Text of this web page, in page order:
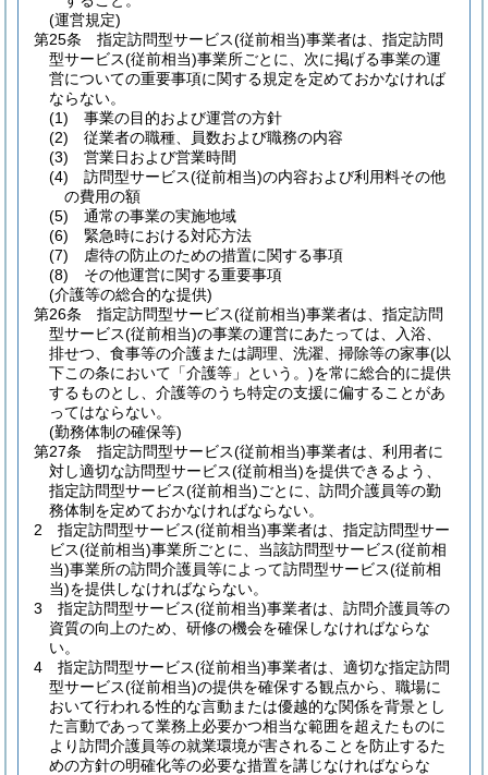
(運営規定)
第25条
指定訪問型サービス(従前相当)事業者は、指定訪問
型サービス(従前相当)事業所ごとに、次に掲げる事業の運
営についての重要事項に関する規定を定めておかなければ
ならない。
(1)
事業の目的および運営の方針
(2)
従業者の職種、員数および職務の内容
(3)
営業日および営業時間
(4)
訪問型サービス(従前相当)の内容および利用料その他
の費用の額
(5)
通常の事業の実施地域
(6)
緊急時における対応方法
(7)
虐待の防止のための措置に関する事項
(8)
その他運営に関する重要事項
(介護等の総合的な提供)
第26条
指定訪問型サービス(従前相当)事業者は、指定訪問
型サービス(従前相当)の事業の運営にあたっては、入浴、
排せつ、食事等の介護または調理、洗濯、掃除等の家事(以
下この条において「介護等」という。)を常に総合的に提供
するものとし、介護等のうち特定の支援に偏することがあ
ってはならない。
(勤務体制の確保等)
第27条
指定訪問型サービス(従前相当)事業者は、利用者に
対し適切な訪問型サービス(従前相当)を提供できるよう、
指定訪問型サービス(従前相当)ごとに、訪問介護員等の勤
務体制を定めておかなければならない。
2
指定訪問型サービス(従前相当)事業者は、指定訪問型サー
ビス(従前相当)事業所ごとに、当該訪問型サービス(従前相
当)事業所の訪問介護員等によって訪問型サービス(従前相
当)を提供しなければならない。
3
指定訪問型サービス(従前相当)事業者は、訪問介護員等の
資質の向上のため、研修の機会を確保しなければならな
い。
4
指定訪問型サービス(従前相当)事業者は、適切な指定訪問
型サービス(従前相当)の提供を確保する観点から、職場に
おいて行われる性的な言動または優越的な関係を背景とし
た言動であって業務上必要かつ相当な範囲を超えたものに
より訪問介護員等の就業環境が害されることを防止するた
めの方針の明確化等の必要な措置を講じなければならな